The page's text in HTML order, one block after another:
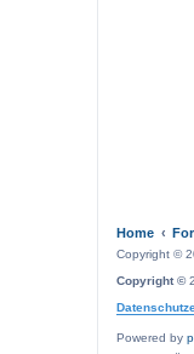
Home
Copyright ©
Copyright ©
Powered by